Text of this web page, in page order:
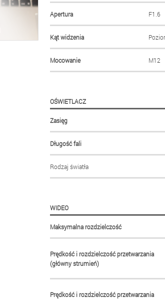
Apertura F1.6
Kąt widzenia
Mocowanie M12
OŚWIETLACZ
Zasięg
Długość fali
Rodzaj światła
WIDEO
Maksymalna rozdzielczość
Prędkość i rozdzielczość przetwarzania
(główny strumień)
Prędkość i rozdzielczość przetwarzania